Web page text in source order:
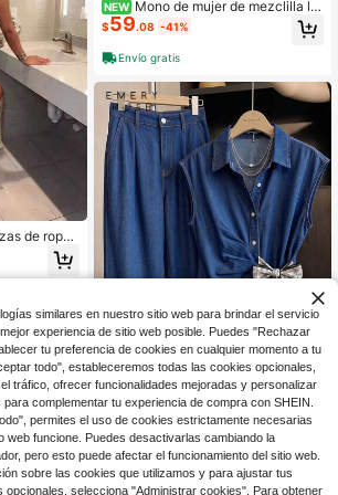
de ropa
nueva mod
de man
de a
NEW Mono de mujer de mezclilla lig
era, peto casual de verano con boto
nes y pierna ancha, diseño de bolsil
los, jeans holgados tipo globo, estilo
bohemio para ocasiones de resort
$59.08 -41%
Envío gratis
4
NEW
EMERY ROSE EMERY ROSE C
onjunto casual diario de mujer con t
op plisado decorado con lazo y pan
talones largos de mezclilla
$39.09 -11%
similares en nuestro sitio web para brindar el servicio
experiencia de sitio web posible. Puedes "Rechazar
tu preferencia de cookies en cualquier momento a tu
todo", estableceremos todas las cookies opcionales,
tráfico, ofrecer funcionalidades mejoradas y personalizar
complementar tu experiencia de compra con SHEIN.
permites el uso de cookies estrictamente necesarias
web funcione. Puedes desactivarlas cambiando la
pero esto puede afectar el funcionamiento del sitio web.
sobre las cookies que utilizamos y para ajustar tus
opcionales, selecciona "Administrar cookies". Para obtener